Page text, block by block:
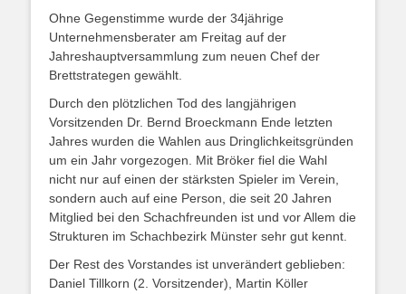
Ohne Gegenstimme wurde der 34jährige
Unternehmensberater am Freitag auf der
Jahreshauptversammlung zum neuen Chef der
Brettstrategen gewählt.
Durch den plötzlichen Tod des langjährigen
Vorsitzenden Dr. Bernd Broeckmann Ende letzten
Jahres wurden die Wahlen aus Dringlichkeitsgründen
um ein Jahr vorgezogen. Mit Bröker fiel die Wahl
nicht nur auf einen der stärksten Spieler im Verein,
sondern auch auf eine Person, die seit 20 Jahren
Mitglied bei den Schachfreunden ist und vor Allem die
Strukturen im Schachbezirk Münster sehr gut kennt.
Der Rest des Vorstandes ist unverändert geblieben:
Daniel Tillkorn (2. Vorsitzender), Martin Köller